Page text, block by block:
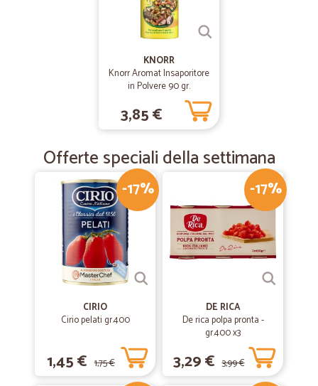
KNORR
Knorr Aromat Insaporitore
in Polvere 90 gr.
3,85 €
Offerte speciali della settimana
-17%
CIRIO
Cirio pelati gr.400
1,45 € 1,75 €
-17%
DE RICA
De rica polpa pronta -
gr.400 x3
3,29 € 3,99 €